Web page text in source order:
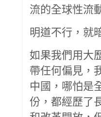
流的全球性流
明道不行，就
如果我們用大
帶任何偏見，
中國，哪怕是
份，都經歷了